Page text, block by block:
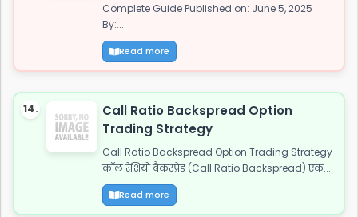
Complete Guide Published on: June 5, 2025
By:...
Read more
14.
Call Ratio Backspread Option
Trading Strategy
Call Ratio Backspread Option Trading Strategy
कॉल रेशियो बैकस्प्रेड (Call Ratio Backspread) एक...
Read more